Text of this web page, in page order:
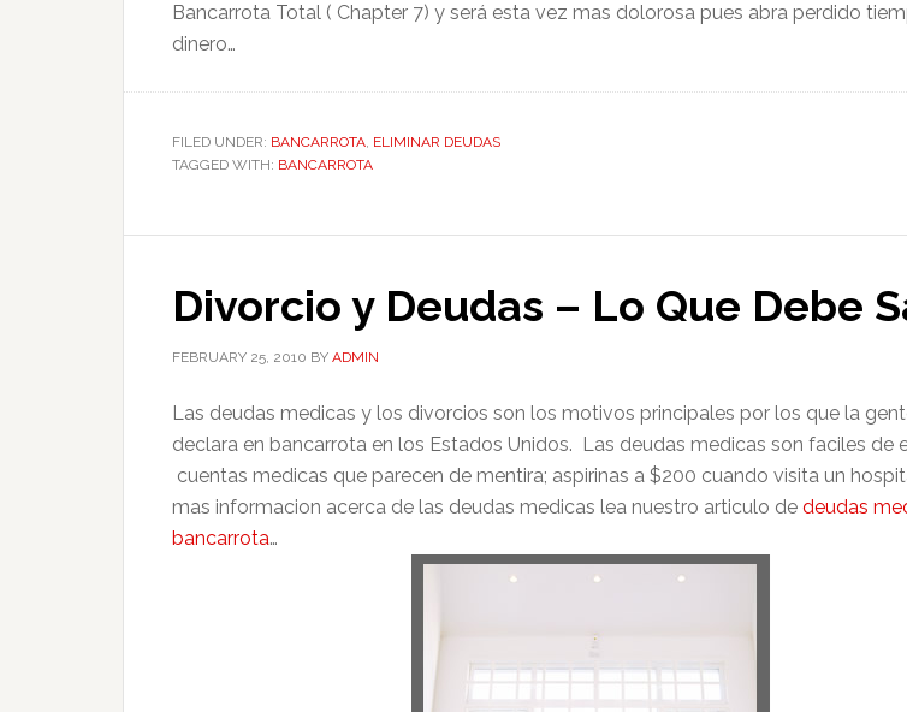
Bancarrota Total ( Chapter 7) y será esta vez mas dolorosa pues abra perdido
dinero…
FILED UNDER: BANCARROTA, ELIMINAR DEUDAS
TAGGED WITH: BANCARROTA
Divorcio y Deudas – Lo Que Debe
FEBRUARY 25, 2010 BY ADMIN
Las deudas medicas y los divorcios son los motivos principales por los que la
declara en bancarrota en los Estados Unidos. Las deudas medicas son faciles de
cuentas medicas que parecen de mentira; aspirinas a $200 cuando visita un
mas informacion acerca de las deudas medicas lea nuestro articulo de deudas
bancarrota…